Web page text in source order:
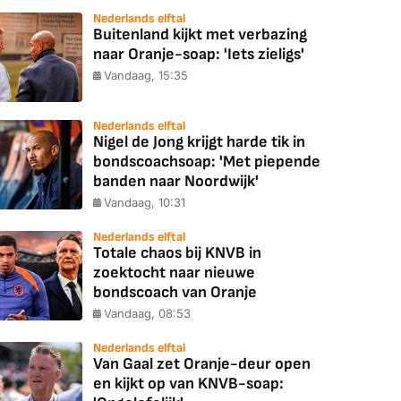
Nederlands elftal
Buitenland kijkt met verbazing
naar Oranje-soap: 'Iets zieligs'
Vandaag, 15:35
Nederlands elftal
Nigel de Jong krijgt harde tik in
bondscoachsoap: 'Met piepende
banden naar Noordwijk'
Vandaag, 10:31
Nederlands elftal
Totale chaos bij KNVB in
zoektocht naar nieuwe
bondscoach van Oranje
Vandaag, 08:53
Nederlands elftal
Van Gaal zet Oranje-deur open
en kijkt op van KNVB-soap: